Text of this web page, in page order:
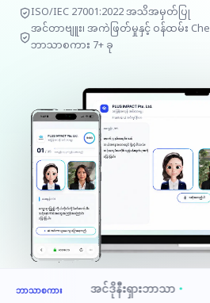
ISO/IEC 27001:2022 အသိအမှတ်ပြု
အင်တာဗျူး၊ အကဲဖြတ်မှုနှင့် ဝန်ထမ်း
ဘာသာစကား 7+ ခု
ဘာသာစကားအင်ဒိုနီးရှားဘာသာ